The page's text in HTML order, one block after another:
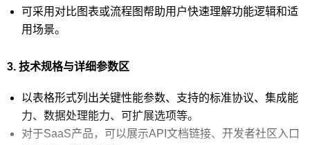
可采用对比图表或流程图帮助用户快速理解功能逻辑和适
用场景。
3. 技术规格与详细参数区
以表格形式列出关键性能参数、支持的标准协议、集成能
力、数据处理能力、可扩展选项等。
对于SaaS产品，可以展示API文档链接、开发者社区入口